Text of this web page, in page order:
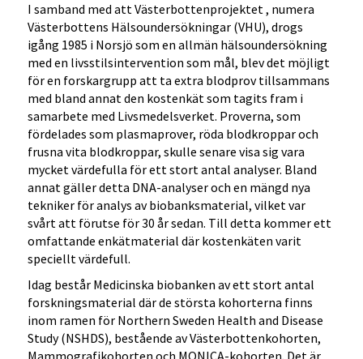
I samband med att Västerbottenprojektet , numera
Västerbottens Hälsoundersökningar (VHU), drogs
igång 1985 i Norsjö som en allmän hälsoundersökning
med en livsstilsintervention som mål, blev det möjligt
för en forskargrupp att ta extra blodprov tillsammans
med bland annat den kostenkät som tagits fram i
samarbete med Livsmedelsverket. Proverna, som
fördelades som plasmaprover, röda blodkroppar och
frusna vita blodkroppar, skulle senare visa sig vara
mycket värdefulla för ett stort antal analyser. Bland
annat gäller detta DNA-analyser och en mängd nya
tekniker för analys av biobanksmaterial, vilket var
svårt att förutse för 30 år sedan. Till detta kommer ett
omfattande enkätmaterial där kostenkäten varit
speciellt värdefull.
Idag består Medicinska biobanken av ett stort antal
forskningsmaterial där de största kohorterna finns
inom ramen för Northern Sweden Health and Disease
Study (NSHDS), bestående av Västerbottenkohorten,